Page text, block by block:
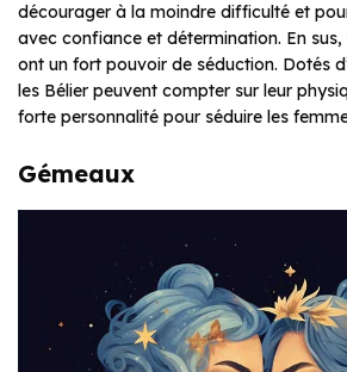
décourager à la moindre difficulté et
avec confiance et détermination. En
ont un fort pouvoir de séduction. Dotés
les Bélier peuvent compter sur leur
forte personnalité pour séduire les
Gémeaux